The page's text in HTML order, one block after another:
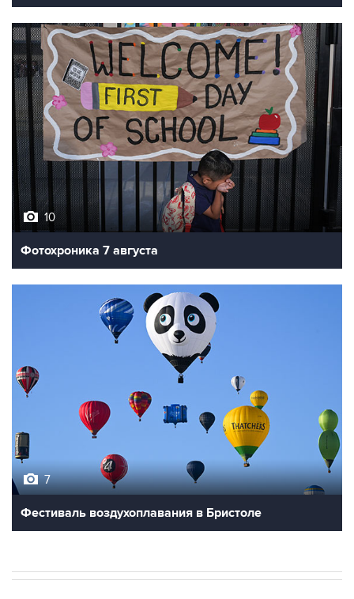
10
Фотохроника 7 августа
7
Фестиваль воздухоплавания в Бристоле